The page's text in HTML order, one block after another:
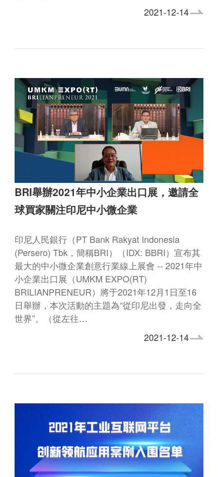
2021-12-14
BRI舉辦2021年中小企業出口展，邀請全
球買家關注印尼中小微企業
印尼人民銀行（PT Bank Rakyat Indonesia
(Persero) Tbk，簡稱BRI）（IDX: BBRI）宣布其
最大的中小微企業創意行業線上展會 -- 2021年中
小企業出口展（UMKM EXPO(RT)
BRILIANPRENEUR）將于2021年12月1日至16
日舉辦，本次活動的主題為“從印尼出發，走向全
世界”。（從左往…
2021-12-14